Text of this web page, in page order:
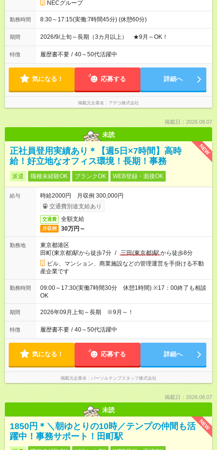
NECグループ
勤務時間 8:30～17:15(実働:7時間45分) (休憩60分)
期間 2026/9/上旬～長期（3カ月以上） ★9月～OK！
特徴 履歴書不要 / 40～50代活躍中
気になる！ 応募する 詳細へ
掲載元企業名 アデコ株式会社
掲載日：2026.08.07
未読
NEW
正社員登用実績あり＊【週5日×7時間】高時
給！好立地なオフィス環境！長期！事務
派遣 職種未経験OK ブランクOK WEB登録・面接OK
給与
時給2000円 月収例 300,000円
交通費別途支給あり
交通費 全額支給
月収例 30万円～
勤務地
東京都港区
田町(東京都)駅から徒歩7分 / 三田(東京都)駅から徒歩8分
ビル、マンション、商業施設などの管理運営を手掛ける不動
産企業です
勤務時間
09:00～17:30(実働7時間30分 休憩1時間) ※17：00終了も相談
OK
期間 2026年09月上旬～長期 ※9月～！
特徴 履歴書不要 / 40～50代活躍中
気になる！ 応募する 詳細へ
掲載元企業名 パーソルテンプスタッフ株式会社
掲載日：2026.08.07
未読
NEW
1850円＊＼朝ゆとりの10時／テンプの仲間も活
躍中！事務サポート！田町駅